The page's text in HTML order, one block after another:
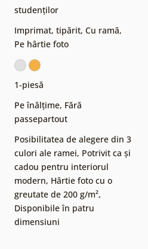
studenților
Imprimat, tipărit, Cu ramă,
Pe hârtie foto
1-piesă
Pe înălțime, Fără
passepartout
Posibilitatea de alegere din 3
culori ale ramei, Potrivit ca și
cadou pentru interiorul
modern, Hârtie foto cu o
greutate de 200 g/m²,
Disponibile în patru
dimensiuni